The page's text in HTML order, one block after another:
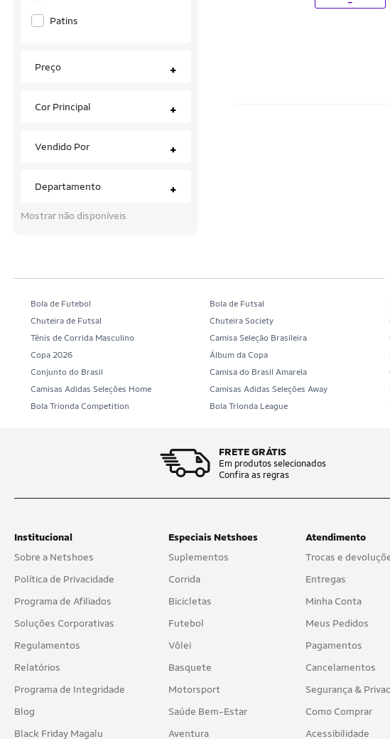
Patins
Preço +
Cor Principal +
Vendido Por +
Departamento +
Mostrar não disponíveis
Bola de Futebol Bola de Futsal
Chuteira de Futsal
Chuteira Society
Tênis de Corrida Masculino
Camisa Seleção Brasileira
Copa 2026
Álbum da Copa
Conjunto do Brasil
Camisa do Brasil Amarela
Camisas Adidas Seleções Home
Camisas Adidas Seleções Away
Bola Trionda Competition
Bola Trionda League
FRETE GRÁTIS
Em produtos selecionados
Confira as regras
Institucional
Sobre a Netshoes
Política de Privacidade
Programa de Afiliados
Soluções Corporativas
Regulamentos
Relatórios
Programa de Integridade
Blog
Black Friday Magalu
Especiais Netshoes
Suplementos
Corrida
Bicicletas
Futebol
Vôlei
Basquete
Motorsport
Saúde Bem-Estar
Aventura
Atendimento
Trocas e
Entregas
Minha Conta
Meus Pedidos
Pagamentos
Cancelamentos
Segurança &
Como Comprar
Acessibilidade